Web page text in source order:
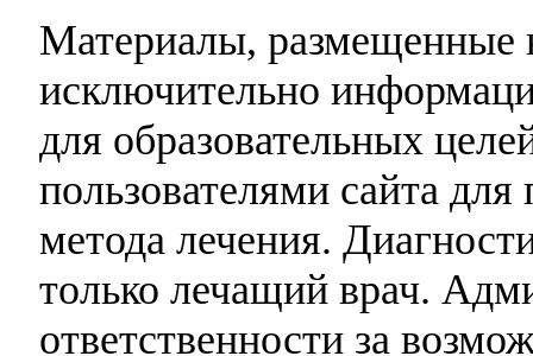
Материалы, размещенные
исключительно
для образовательных
пользователями сайта
метода лечения.
только лечащий врач.
ответственности за